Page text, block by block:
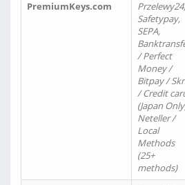
PremiumKeys.com
Przelewy24,
Safetypay,
SEPA,
/ Perfect
Money /
Bitpay /
/ Credit
(Japan
Neteller /
Local
Methods
(25+
methods)